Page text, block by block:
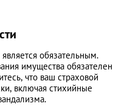
обязательным.
имущества обязателен
что ваш страховой
включая стихийные